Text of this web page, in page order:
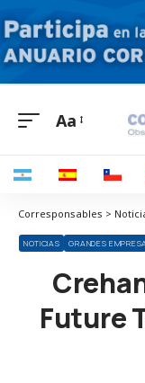
Aa
NOTICIAS GRANDES
Future